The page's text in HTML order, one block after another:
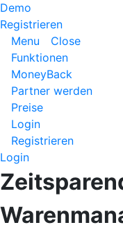
Demo
Registrieren
Menu
Close
Funktionen
MoneyBack
Partner werden
Preise
Login
Registrieren
Login